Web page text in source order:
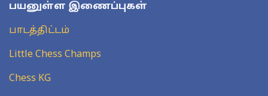
பயனுள்ள இணைப்புகள்
பாடத்திட்டம்
Little Chess Champs
Chess KG